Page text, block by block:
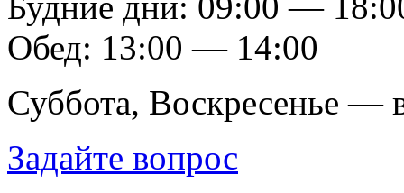
Обед: 13:00 — 14:00
Суббота, Воскресенье —
Задайте вопрос